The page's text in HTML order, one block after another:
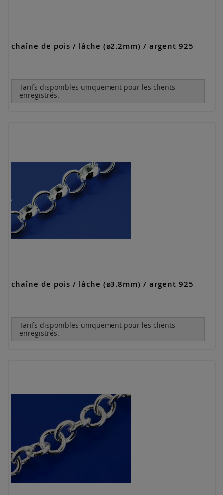
chaîne de pois / lâche (ø2.2mm) / argent 925
Tarifs disponibles uniquement pour les clients
enregistrés.
chaîne de pois / lâche (ø3.8mm) / argent 925
Tarifs disponibles uniquement pour les clients
enregistrés.